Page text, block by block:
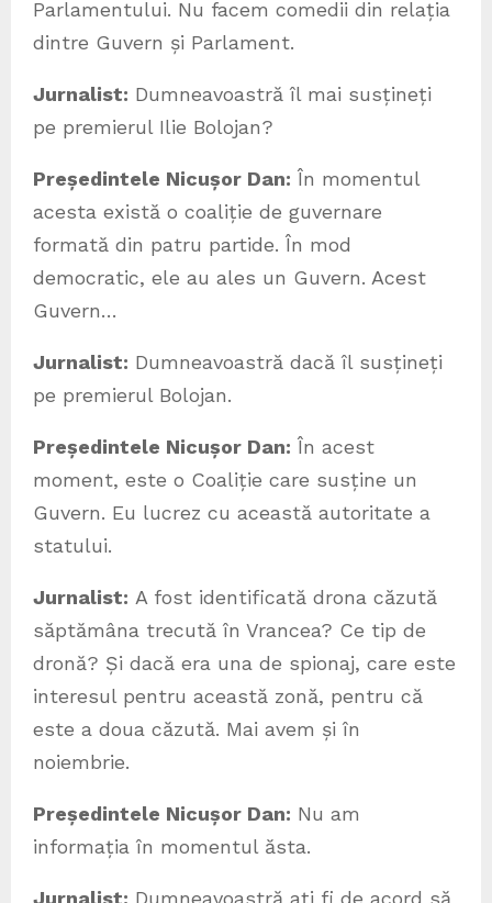
Parlamentului. Nu facem comedii din relația
dintre Guvern și Parlament.
Jurnalist: Dumneavoastră îl mai susțineți
pe premierul Ilie Bolojan?
Președintele Nicușor Dan: În momentul
acesta există o coaliție de guvernare
formată din patru partide. În mod
democratic, ele au ales un Guvern. Acest
Guvern…
Jurnalist: Dumneavoastră dacă îl susțineți
pe premierul Bolojan.
Președintele Nicușor Dan: În acest
moment, este o Coaliție care susține un
Guvern. Eu lucrez cu această autoritate a
statului.
Jurnalist: A fost identificată drona căzută
săptămâna trecută în Vrancea? Ce tip de
dronă? Și dacă era una de spionaj, care este
interesul pentru această zonă, pentru că
este a doua căzută. Mai avem și în
noiembrie.
Președintele Nicușor Dan: Nu am
informația în momentul ăsta.
Jurnalist: Dumneavoastră ați fi de acord să